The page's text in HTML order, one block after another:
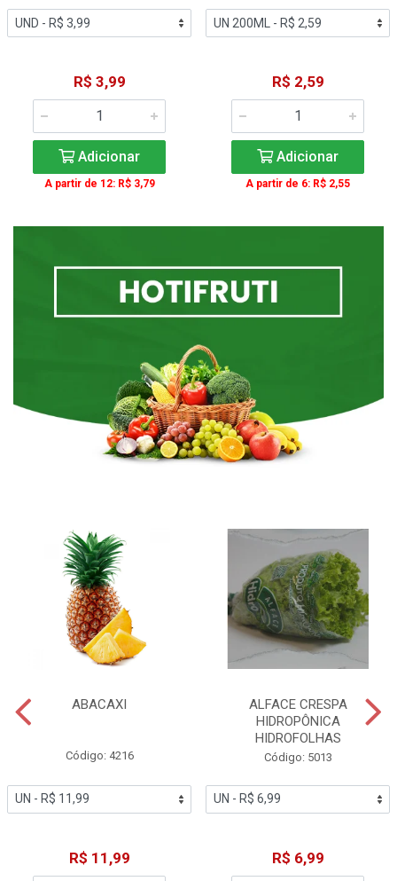
R$ 3,99
Adicionar
A partir de 12: R$ 3,79
R$ 2,59
Adicionar
A partir de 6: R$ 2,55
ABACAXI
Código: 4216
R$ 11,99
ALFACE CRESPA
HIDROPÔNICA
HIDROFOLHAS
Código: 5013
R$ 6,99